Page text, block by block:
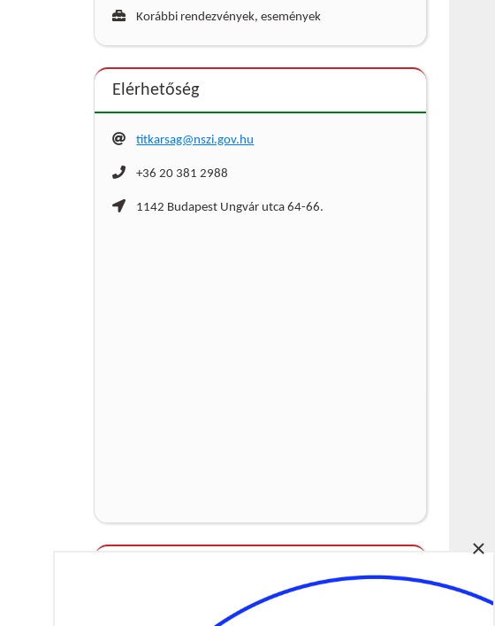
×
Korábbi rendezvények, események
Elérhetőség
titkarsag@nszi.gov.hu
+36 20 381 2988
1142 Budapest Ungvár utca 64-66.